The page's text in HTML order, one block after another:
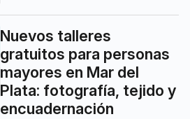
Nuevos talleres
gratuitos para personas
mayores en Mar del
Plata: fotografía, tejido y
encuadernación